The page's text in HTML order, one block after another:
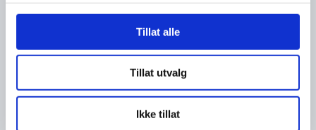
Tillat alle
Tillat utvalg
Ikke tillat